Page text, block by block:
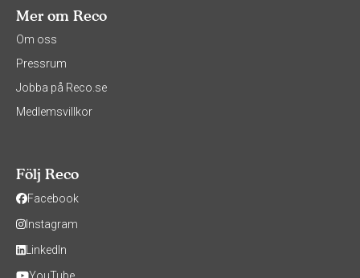
Mer om Reco
Om oss
Pressrum
Jobba på Reco.se
Medlemsvillkor
Följ Reco
Facebook
Instagram
LinkedIn